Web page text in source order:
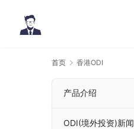
首页 香港ODI
产品介绍
ODI(境外投资)新闻